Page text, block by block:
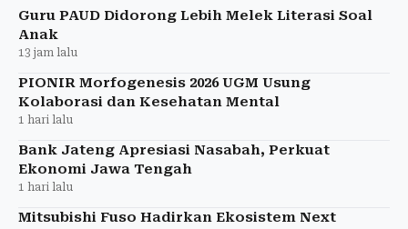
Guru PAUD Didorong Lebih Melek Literasi Soal
Anak
13 jam lalu
PIONIR Morfogenesis 2026 UGM Usung
Kolaborasi dan Kesehatan Mental
1 hari lalu
Bank Jateng Apresiasi Nasabah, Perkuat
Ekonomi Jawa Tengah
1 hari lalu
Mitsubishi Fuso Hadirkan Ekosistem Next